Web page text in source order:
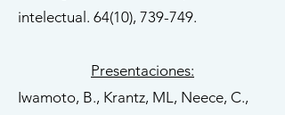
intelectual. 64(10), 739-749.
Presentaciones:
Iwamoto, B., Krantz, ML, Neece, C.,